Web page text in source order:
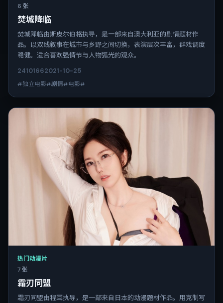
6 张
焚城降临
焚城降临由斯皮尔伯格执导，是一部来自澳大利亚的剧情题材作
品。以双线叙事在城市与乡野之间切换，表演层次丰富，群戏调度
稳健。适合喜欢强情节与人物弧光的观众。
24101662021-10-25
#独立电影#剧情#电影#
热门动漫片
7 张
霜刃同盟
霜刃同盟由程耳执导，是一部来自日本的动漫题材作品。用克制写